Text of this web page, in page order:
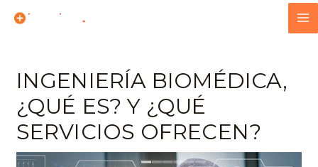
INGENIERÍA BIOMÉDICA,
¿QUÉ ES? Y ¿QUÉ
SERVICIOS OFRECEN?